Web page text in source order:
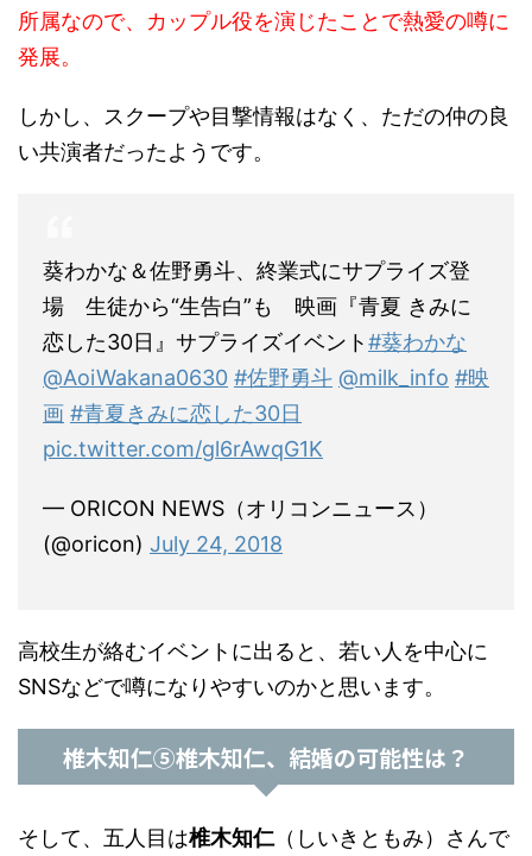
所属なので、カップル役を演じたことで熱愛の噂に
発展。
しかし、スクープや目撃情報はなく、ただの仲の良
い共演者だったようです。
葵わかな＆佐野勇斗、終業式にサプライズ登
場 生徒から“生告白”も 映画『青夏 きみに
恋した30日』サプライズイベント#葵わかな
@AoiWakana0630 #佐野勇斗 @milk_info #映
画 #青夏きみに恋した30日
pic.twitter.com/gl6rAwqG1K
— ORICON NEWS（オリコンニュース）
(@oricon) July 24, 2018
高校生が絡むイベントに出ると、若い人を中心に
SNSなどで噂になりやすいのかと思います。
椎木知仁⑤椎木知仁、結婚の可能性は？
そして、五人目は椎木知仁（しいきともみ）さんで